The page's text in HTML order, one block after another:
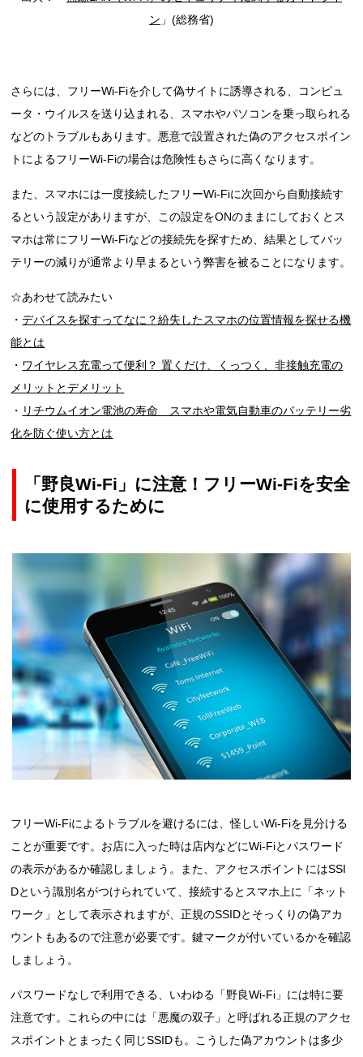
ン 」(総務省)
さらには、フリーWi-Fiを介して偽サイトに誘導される、コンピュ
ータ・ウイルスを送り込まれる、スマホやパソコンを乗っ取られる
などのトラブルもあります。悪意で設置された偽のアクセスポイン
トによるフリーWi-Fiの場合は危険性もさらに高くなります。
また、スマホには一度接続したフリーWi-Fiに次回から自動接続す
るという設定がありますが、この設定をONのままにしておくとス
マホは常にフリーWi-Fiなどの接続先を探すため、結果としてバッ
テリーの減りが通常より早まるという弊害を被ることになります。
☆あわせて読みたい
・デバイスを探すってなに？紛失したスマホの位置情報を探せる機
能とは
・ ワイヤレス充電って便利？ 置くだけ、くっつく、非接触充電の
メリットとデメリット
・ リチウムイオン電池の寿命 スマホや電気自動車のバッテリー劣
化を防ぐ使い方とは
「野良Wi-Fi」に注意！フリーWi-Fiを安全
に使用するために
フリーWi-Fiによるトラブルを避けるには、怪しいWi-Fiを見分ける
ことが重要です。お店に入った時は店内などにWi-Fiとパスワード
の表示があるか確認しましょう。また、アクセスポイントにはSSI
Dという識別名がつけられていて、接続するとスマホ上に「ネット
ワーク」として表示されますが、正規のSSIDとそっくりの偽アカ
ウントもあるので注意が必要です。鍵マークが付いているかを確認
しましょう。
パスワードなしで利用できる、いわゆる「野良Wi-Fi」には特に要
注意です。これらの中には「悪魔の双子」と呼ばれる正規のアクセ
スポイントとまったく同じSSIDも。こうした偽アカウントは多少